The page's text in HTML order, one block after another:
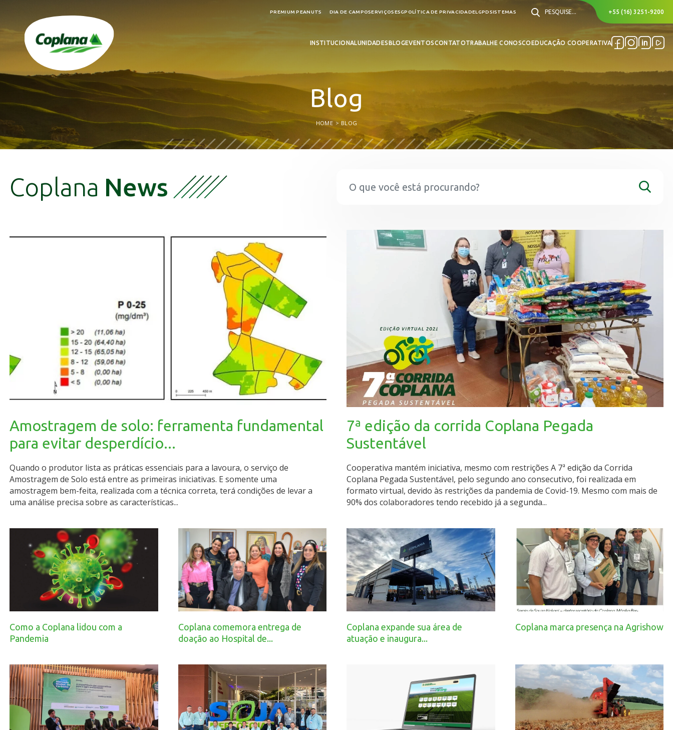
PREMIUM PEANUTS DIA DE CAMPOSERVIÇOSESGPOLÍTICA DE PRIVACIDADELGPDSISTEMAS PESQUISE... +55 (16) 3251-9200
INSTITUCIONALUNIDADESBLOGEVENTOSCONTATOTRABALHE CONOSCOEDUCAÇÃO COOPERATIVA
Blog
HOME BLOG
Coplana News
Amostragem de solo: ferramenta fundamental
para evitar desperdício...
Quando o produtor lista as práticas essenciais para a lavoura, o serviço de
Amostragem de Solo está entre as primeiras iniciativas. E somente uma
amostragem bem-feita, realizada com a técnica correta, terá condições de levar a
uma análise precisa sobre as características...
7ª edição da corrida Coplana Pegada
Sustentável
Cooperativa mantém iniciativa, mesmo com restrições A 7ª edição da Corrida
Coplana Pegada Sustentável, pelo segundo ano consecutivo, foi realizada em
formato virtual, devido às restrições da pandemia de Covid-19. Mesmo com mais de
90% dos colaboradores tendo recebido já a segunda...
Como a Coplana lidou com a
Pandemia
Coplana comemora entrega de
doação ao Hospital de...
Coplana expande sua área de
atuação e inaugura...
Coplana marca presença na Agrishow